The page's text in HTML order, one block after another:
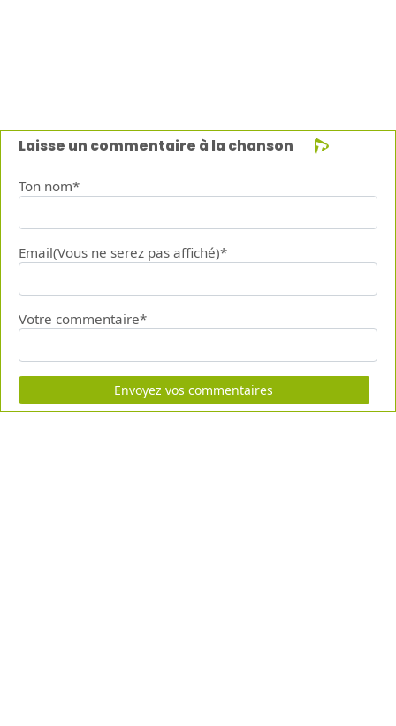
Laisse un commentaire à la chanson
Ton nom*
Email(Vous ne serez pas affiché)*
Votre commentaire*
Envoyez vos commentaires